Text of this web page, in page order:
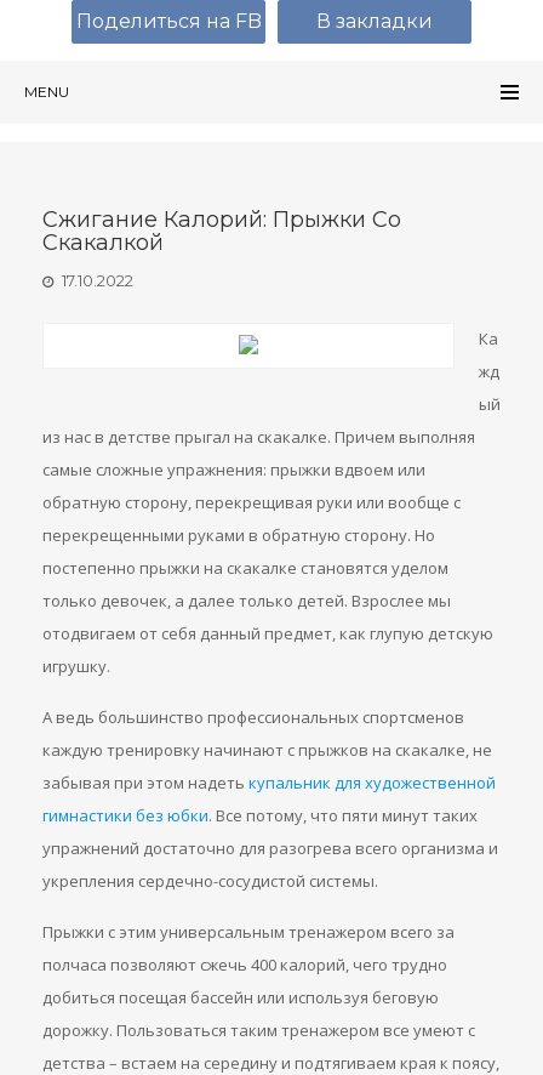
MENU
Сжигание Калорий: Прыжки Со
Скакалкой
17.10.2022
Ка
жд
ый
из нас в детстве прыгал на скакалке. Причем выполняя
самые сложные упражнения: прыжки вдвоем или
обратную сторону, перекрещивая руки или вообще с
перекрещенными руками в обратную сторону. Но
постепенно прыжки на скакалке становятся уделом
только девочек, а далее только детей. Взрослее мы
отодвигаем от себя данный предмет, как глупую детскую
игрушку.
А ведь большинство профессиональных спортсменов
каждую тренировку начинают с прыжков на скакалке, не
забывая при этом надеть купальник для художественной
гимнастики без юбки. Все потому, что пяти минут таких
упражнений достаточно для разогрева всего организма и
укрепления сердечно-сосудистой системы.
Прыжки с этим универсальным тренажером всего за
полчаса позволяют сжечь 400 калорий, чего трудно
добиться посещая бассейн или используя беговую
дорожку. Пользоваться таким тренажером все умеют с
детства – встаем на середину и подтягиваем края к поясу,
Поделиться на FB В закладки